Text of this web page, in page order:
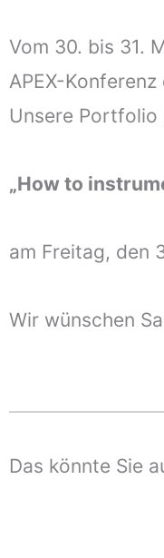
Vom 30. bis 31.
APEX-
Unsere
„How to
am Freitag, den
Wir wünschen
Das könnte Sie